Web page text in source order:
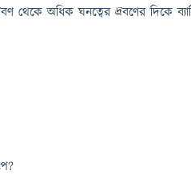
থেকে অধিক ঘনত্বের দ্রবণের দিকে